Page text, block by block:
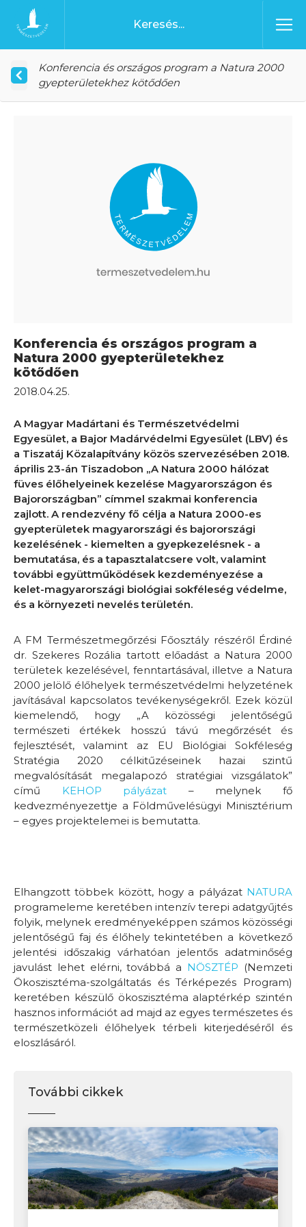
Ugrás a tartalomhoz
Főoldal
Konferencia és országos program a Natura 2000
gyepterületekhez kötődően
Konferencia és országos program a
Natura 2000 gyepterületekhez
kötődően
2018.04.25.
A Magyar Madártani és Természetvédelmi
Egyesület, a Bajor Madárvédelmi Egyesület (LBV) és
a Tiszatáj Közalapítvány közös szervezésében 2018.
április 23-án Tiszadobon „A Natura 2000 hálózat
füves élőhelyeinek kezelése Magyarországon és
Bajorországban” címmel szakmai konferencia
zajlott. A rendezvény fő célja a Natura 2000-es
gyepterületek magyarországi és bajorországi
kezelésének - kiemelten a gyepkezelésnek - a
bemutatása, és a tapasztalatcsere volt, valamint
további együttműködések kezdeményezése a
kelet-magyarországi biológiai sokféleség védelme,
és a környezeti nevelés területén.
A FM Természetmegőrzési Főosztály részéről Érdiné
dr. Szekeres Rozália tartott előadást a Natura 2000
területek kezelésével, fenntartásával, illetve a Natura
2000 jelölő élőhelyek természetvédelmi helyzetének
javításával kapcsolatos tevékenységekről. Ezek közül
kiemelendő, hogy „A közösségi jelentőségű
természeti értékek hosszú távú megőrzését és
fejlesztését, valamint az EU Biológiai Sokféleség
Stratégia 2020 célkitűzéseinek hazai szintű
megvalósítását megalapozó stratégiai vizsgálatok”
című KEHOP pályázat – melynek fő
kedvezményezettje a Földművelésügyi Minisztérium
– egyes projektelemei is bemutatta.
Elhangzott többek között, hogy a pályázat NATURA
programeleme keretében intenzív terepi adatgyűjtés
folyik, melynek eredményeképpen számos közösségi
jelentőségű faj és élőhely tekintetében a következő
jelentési időszakig várhatóan jelentős adatminőség
javulást lehet elérni, továbbá a NÖSZTÉP (Nemzeti
Ökoszisztéma-szolgáltatás és Térképezés Program)
keretében készülő ökoszisztéma alaptérkép szintén
hasznos információt ad majd az egyes természetes és
természetközeli élőhelyek térbeli kiterjedéséről és
eloszlásáról.
További cikkek